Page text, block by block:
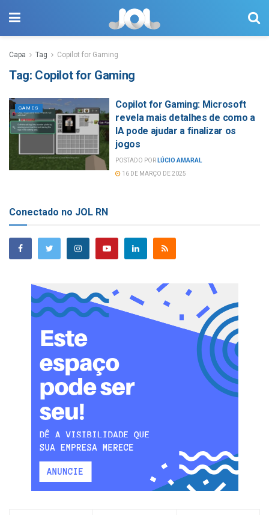
Capa Tag Copilot for Gaming
Tag: Copilot for Gaming
GAMES
Copilot for Gaming: Microsoft
revela mais detalhes de como a
IA pode ajudar a finalizar os
jogos
POSTADO POR LÚCIO AMARAL
16 DE MARÇO DE 2025
Conectado no JOL RN